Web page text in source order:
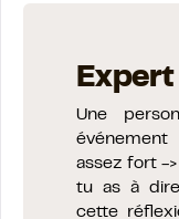
Expert
Une
assez fort -
tu as à
cette